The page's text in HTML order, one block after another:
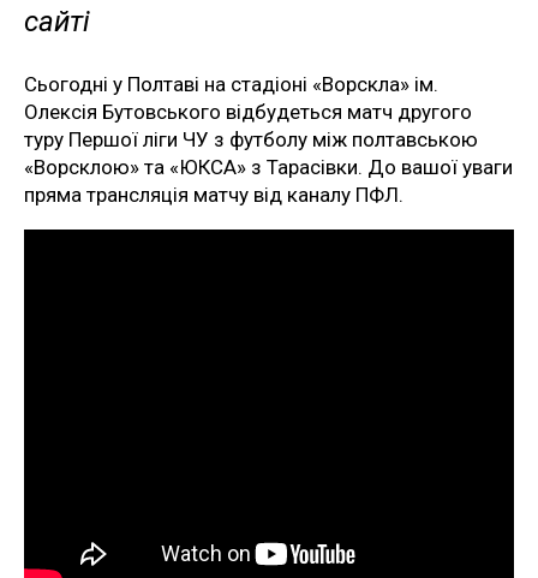
сайті
Сьогодні у Полтаві на стадіоні «Ворскла» ім.
Олексія Бутовського відбудеться матч другого
туру Першої ліги ЧУ з футболу між полтавською
«Ворсклою» та «ЮКСА» з Тарасівки. До вашої уваги
пряма трансляція матчу від каналу ПФЛ.